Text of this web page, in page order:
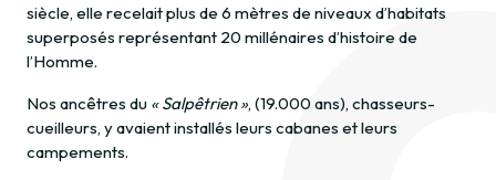
siècle, elle recelait plus de 6 mètres de niveaux d’habitats
superposés représentant 20 millénaires d’histoire de
l’Homme.
Nos ancêtres du « Salpêtrien », (19.000 ans), chasseurs-
cueilleurs, y avaient installés leurs cabanes et leurs
campements.